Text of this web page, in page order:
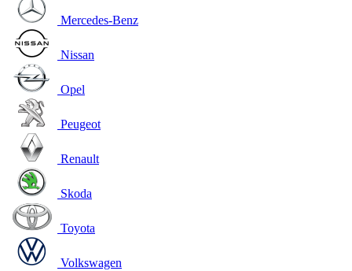
Mercedes-Benz
Nissan
Opel
Peugeot
Renault
Skoda
Toyota
Volkswagen